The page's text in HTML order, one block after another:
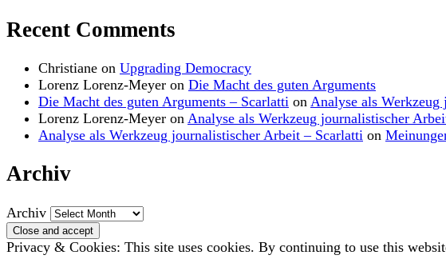
Recent Comments
Christiane on Upgrading Democracy
Lorenz Lorenz-Meyer on Die Macht des guten Arguments
Die Macht des guten Arguments – Scarlatti on Analyse als
Lorenz Lorenz-Meyer on Analyse als Werkzeug journalistischer
Analyse als Werkzeug journalistischer Arbeit – Scarlatti on
Archiv
Archiv
Privacy & Cookies: This site uses cookies. By continuing to use this